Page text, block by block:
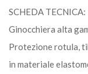
SCHEDA TECNICA:
Ginocchiera alta
Protezione rotula,
in materiale